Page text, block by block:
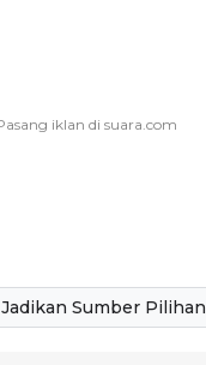
Jadikan Sumber Pilihan